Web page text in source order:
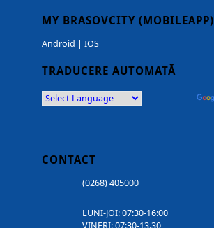
MY BRASOVCITY (MOBILEAPP)
Android | IOS
TRADUCERE AUTOMATĂ
CONTACT
(0268) 405000
LUNI-JOI: 07:30-16:00
VINERI: 07:30-13.30